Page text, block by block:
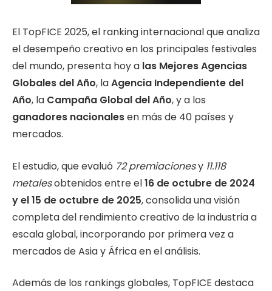
El TopFICE 2025, el ranking internacional que analiza
el desempeño creativo en los principales festivales
del mundo, presenta hoy a las Mejores Agencias
Globales del Año, laAgencia Independiente del
Año, la Campaña Global del Año, y a los
ganadores nacionalesen más de 40 países y
mercados.
El estudio, que evaluó 72 premiacionesy 11.118
metalesobtenidos entre el16 de octubre de 2024
y el 15 de octubre de 2025, consolida una visión
completa del rendimiento creativo de la industria a
escala global, incorporando por primera vez a
mercados de Asia y África en el análisis.
Además de los rankings globales, TopFICE destaca